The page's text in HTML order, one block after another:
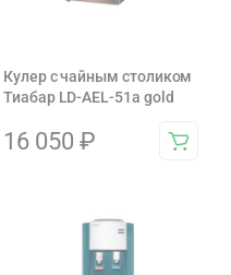
Кулер с чайным столиком
Тиабар LD-AEL-51а gold
16 050 ₽